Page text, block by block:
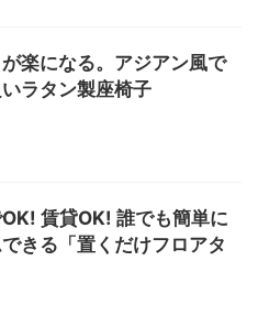
楽になる。アジアン風で
ラタン製座椅子
賃貸OK! 誰でも簡単に
きる「置くだけフロアタ